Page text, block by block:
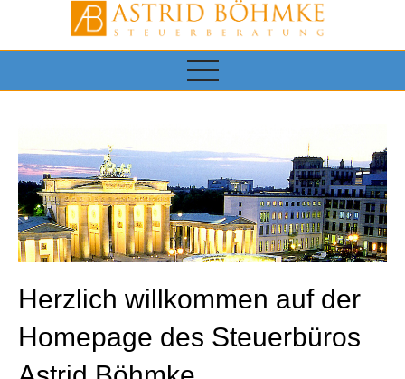
Herzlich willkommen auf der
Homepage des Steuerbüros